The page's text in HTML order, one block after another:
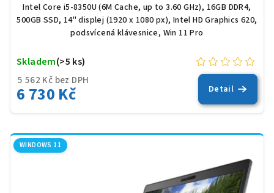
Intel Core i5-8350U (6M Cache, up to 3.60 GHz), 16GB DDR4,
500GB SSD, 14" displej (1920 x 1080 px), Intel HD Graphics 620,
podsvícená klávesnice, Win 11 Pro
5 562 Kč bez DPH
6 730 Kč
Skladem(>5 ks)
Detail
WINDOWS 11